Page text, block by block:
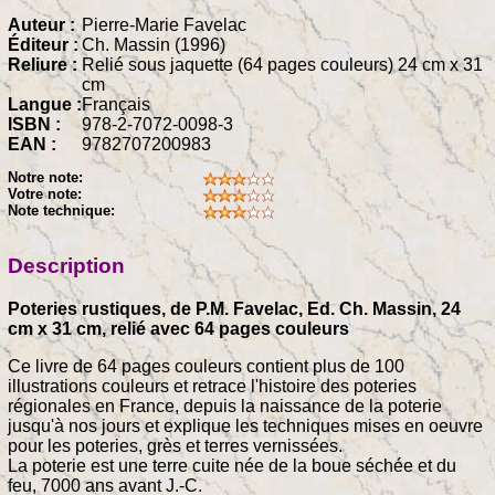
Auteur : Pierre-Marie Favelac
Éditeur :Ch. Massin (1996)
Reliure : Relié sous jaquette (64 pages couleurs) 24 cm x 31
cm
Langue :Français
ISBN :
978-2-7072-0098-3
EAN :
9782707200983
Notre note:
Votre note:
Note technique:
Description
Poteries rustiques, de P.M. Favelac, Ed. Ch. Massin, 24
cm x 31 cm, relié avec 64 pages couleurs
Ce livre de 64 pages couleurs contient plus de 100
illustrations couleurs et retrace l'histoire des poteries
régionales en France, depuis la naissance de la poterie
jusqu'à nos jours et explique les techniques mises en oeuvre
pour les poteries, grès et terres vernissées.
La poterie est une terre cuite née de la boue séchée et du
feu, 7000 ans avant J.-C.